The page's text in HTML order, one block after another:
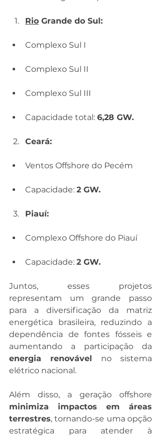
Rio Grande do Sul:
Complexo Sul I
Complexo Sul II
Complexo Sul III
Capacidade total: 6,28 GW.
Ceará:
Ventos Offshore do Pecém
Capacidade: 2 GW.
Piauí:
Complexo Offshore do Piauí
Capacidade: 2 GW.
Juntos, esses projetos
representam um grande passo
para a diversificação da matriz
energética brasileira, reduzindo a
dependência de fontes fósseis e
energia renovável no sistema
elétrico nacional.
minimiza impactos em áreas
terrestres, tornando-se uma opção
estratégica para atender à